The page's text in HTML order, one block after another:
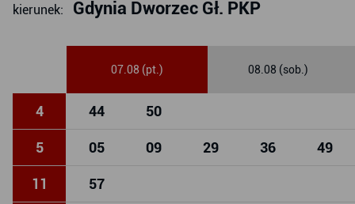
kierunek: Gdynia Dworzec Gł. PKP
07.08 (pt.) 08.08 (sob.)
4 44 50
5 05 09 29 36 49
11 57